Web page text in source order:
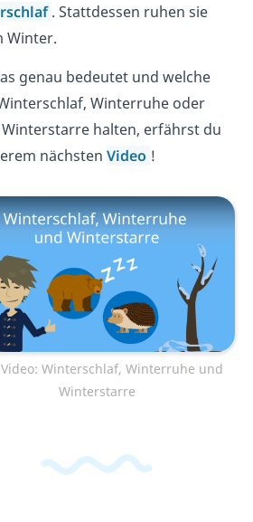
. Stattdessen ruhen sie
Winter.
genau bedeutet und welche
Winterruhe oder
halten, erfährst du
nächstenVideo !
Winterschlaf, Winterruhe und
Winterstarre